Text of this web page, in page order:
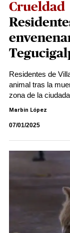
Crueldad
Residentes de
animal tras la
zona de la
Marbin López
07/01/2025